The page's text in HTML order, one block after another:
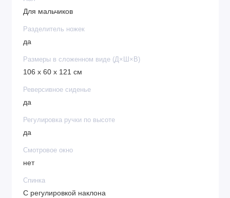
Для мальчиков
Разделитель ножек
да
Размеры в сложенном виде (Д×Ш×В)
106 х 60 х 121 см
Реверсивное сиденье
да
Регулировка ручки по высоте
да
Смотровое окно
нет
Спинка
С регулировкой наклона